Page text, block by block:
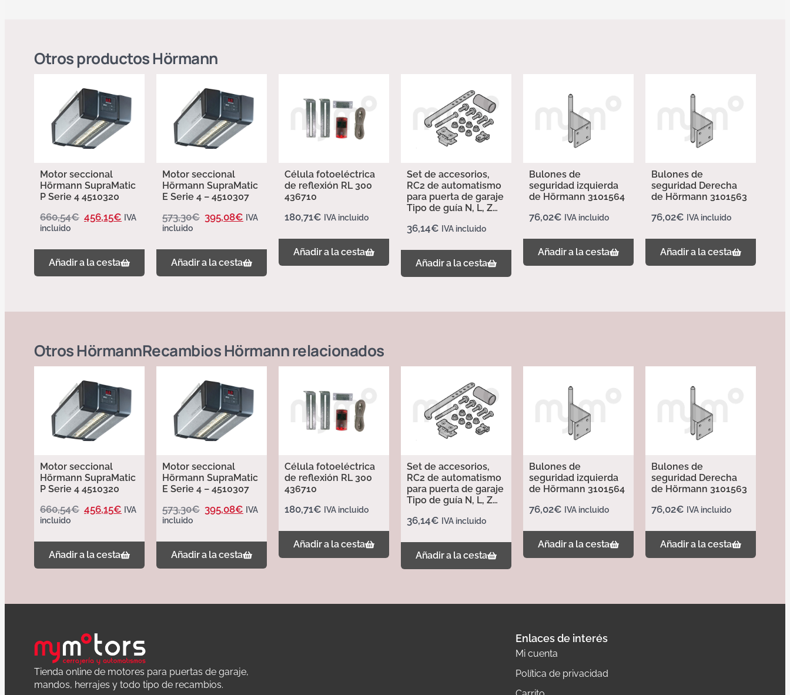
Otros productosHörmann
Motor seccional
Hörmann SupraMatic
P Serie 4 4510320
660,54€ 456,15€ IVA
incluido
Añadir a la cesta
Motor seccional
Hörmann SupraMatic
E Serie 4 – 4510307
573,30€ 395,08€ IVA
incluido
Añadir a la cesta
Célula fotoeléctrica
de reflexión RL 300
436710
180,71€ IVA incluido
Añadir a la cesta
Set de accesorios,
RC2 de automatismo
para puerta de garaje
Tipo de guía N, L, Z
36,14€ IVA incluido
Añadir a la cesta
Bulones de
seguridad izquierda
de Hörmann 3101564
76,02€ IVA incluido
Añadir a la cesta
Bulones de
seguridad Derecha
de Hörmann 3101563
76,02€ IVA incluido
Añadir a la cesta
OtrosHörmannRecambios Hörmannrelacionados
Motor seccional
Hörmann SupraMatic
P Serie 4 4510320
660,54€ 456,15€ IVA
incluido
Añadir a la cesta
Motor seccional
Hörmann SupraMatic
E Serie 4 – 4510307
573,30€ 395,08€ IVA
incluido
Añadir a la cesta
Célula fotoeléctrica
de reflexión RL 300
436710
180,71€ IVA incluido
Añadir a la cesta
Set de accesorios,
RC2 de automatismo
para puerta de garaje
Tipo de guía N, L, Z
36,14€ IVA incluido
Añadir a la cesta
Bulones de
seguridad izquierda
de Hörmann 3101564
76,02€ IVA incluido
Añadir a la cesta
Bulones de
seguridad Derecha
de Hörmann 3101563
76,02€ IVA incluido
Añadir a la cesta
Tienda online de motores para puertas de garaje,
mandos, herrajes y todo tipo de recambios.
Enlaces de interés
Mi cuenta
Política de privacidad